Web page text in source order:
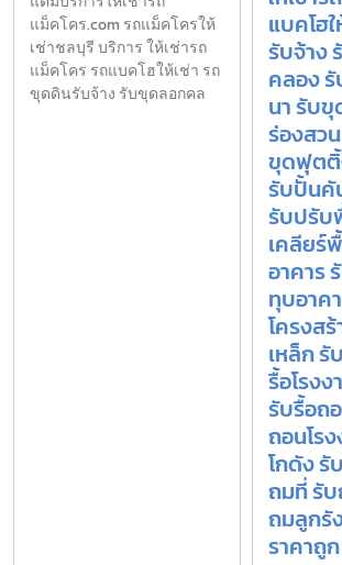
แม็คโคร.com รถแม็คโครให้
เช่าชลบุรี บริการ ให้เช่ารถ
แม็คโคร รถแบคโฮให้เช่า รถ
ขุดดินรับจ้าง รับขุดลอกคล
แบคโฮ
รับจ้าง
คลอง
นา รับขุ
ร่องสว
ขุดฟุต
รับปั้นคั
รับปรับ
เคลียร์
อาคาร
ทุบอาค
โครงส
เหล็ก รั
รื้อโรง
รับรื้อถ
ถอนโร
โกดัง รั
ถมที่ รั
ถมลูกรั
ราคาถูก